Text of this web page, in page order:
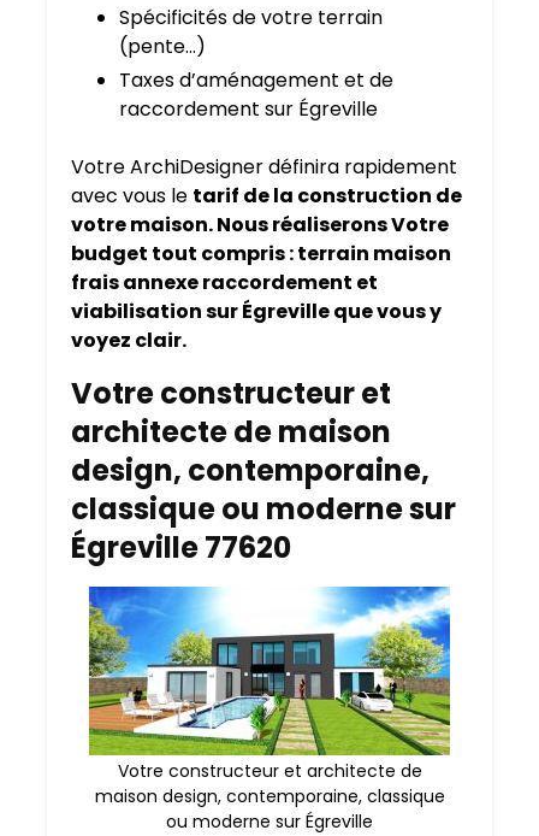
Spécificités de votre terrain
(pente…)
Taxes d’aménagement et de
raccordement sur Égreville
Votre ArchiDesigner définira rapidement
avec vous le tarif de la construction de
votre maison. Nous réaliserons Votre
budget tout compris : terrain maison
frais annexe raccordement et
viabilisation sur Égreville que vous y
voyez clair.
Votre constructeur et
architecte de maison
design, contemporaine,
classique ou moderne sur
Égreville 77620
Votre constructeur et architecte de
maison design, contemporaine, classique
ou moderne sur Égreville